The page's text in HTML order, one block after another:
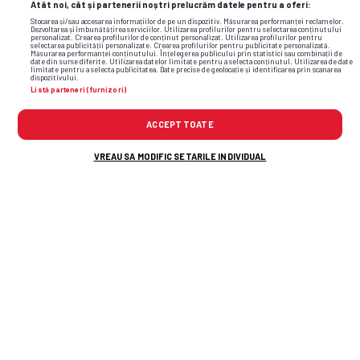
Atât noi, cât și partenerii noștri prelucrăm datele pentru a oferi:
Stocarea și/sau accesarea informațiilor de pe un dispozitiv. Măsurarea performanței reclamelor.
Dezvoltarea și îmbunătățirea serviciilor. Utilizarea profilurilor pentru selectarea conținutului
personalizat. Crearea profilurilor de conținut personalizat. Utilizarea profilurilor pentru
selectarea publicității personalizate. Crearea profilurilor pentru publicitate personalizată.
Măsurarea performanței conținutului. Înțelegerea publicului prin statistici sau combinații de
date din surse diferite. Utilizarea datelor limitate pentru a selecta conținutul. Utilizarea de date
limitate pentru a selecta publicitatea. Date precise de geolocație și identificarea prin scanarea
dispozitivului.
Listă parteneri (furnizori)
ACCEPT TOATE
VREAU SA MODIFIC SETARILE INDIVIDUAL